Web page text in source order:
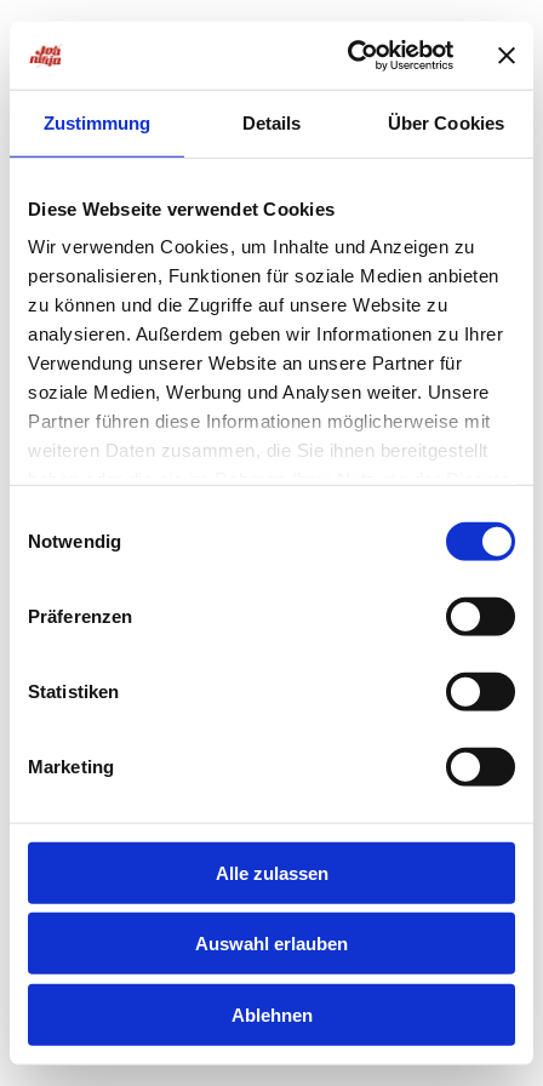
Zustimmung Details Über Cookies
Diese Webseite verwendet Cookies
Wir verwenden Cookies, um Inhalte und Anzeigen zu
personalisieren, Funktionen für soziale Medien anbieten
zu können und die Zugriffe auf unsere Website zu
analysieren. Außerdem geben wir Informationen zu Ihrer
Verwendung unserer Website an unsere Partner für
soziale Medien, Werbung und Analysen weiter. Unsere
Partner führen diese Informationen möglicherweise mit
weiteren Daten zusammen, die Sie ihnen bereitgestellt
Notwendig
Präferenzen
Statistiken
Marketing
Alle zulassen
Auswahl erlauben
Ablehnen
loadingjobninja.com
for more